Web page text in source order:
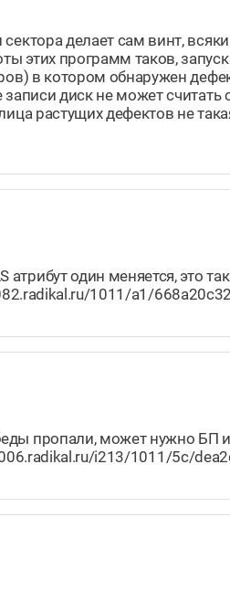
делает сам винт,
этих программ таков,
в котором обнаружен
диск не может
растущих дефектов не
атрибут один меняется, это
1011/a1/
пропали, может нужно БП
i213/1011/5c/